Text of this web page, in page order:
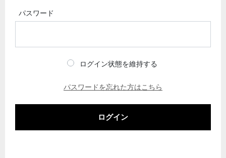
パスワード
ログイン状態を維持する
パスワードを忘れた方はこちら
ログイン